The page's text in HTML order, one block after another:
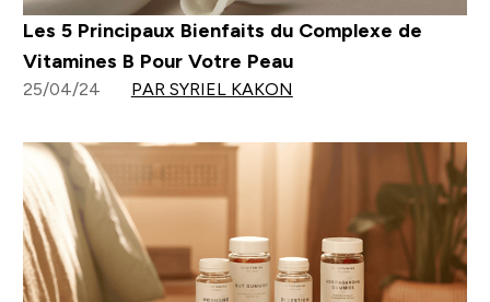
Les 5 Principaux Bienfaits du Complexe de
Vitamines B Pour Votre Peau
25/04/24 PAR SYRIEL KAKON